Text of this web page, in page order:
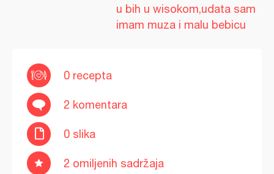
u bih u wisokom,udata sam
imam muza i malu bebicu
0 recepta
2 komentara
0 slika
2 omiljenih sadržaja